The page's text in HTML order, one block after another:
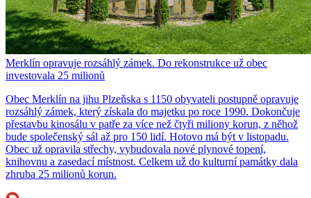
Merklín opravuje rozsáhlý zámek. Do rekonstrukce už obec
investovala 25 milionů
Obec Merklín na jihu Plzeňska s 1150 obyvateli postupně opravuje
rozsáhlý zámek, který získala do majetku po roce 1990. Dokončuje
přestavbu kinosálu v patře za více než čtyři miliony korun, z něhož
bude společenský sál až pro 150 lidí. Hotovo má být v listopadu.
Obec už opravila střechy, vybudovala nové plynové topení,
knihovnu a zasedací místnost. Celkem už do kulturní památky dala
zhruba 25 milionů korun.